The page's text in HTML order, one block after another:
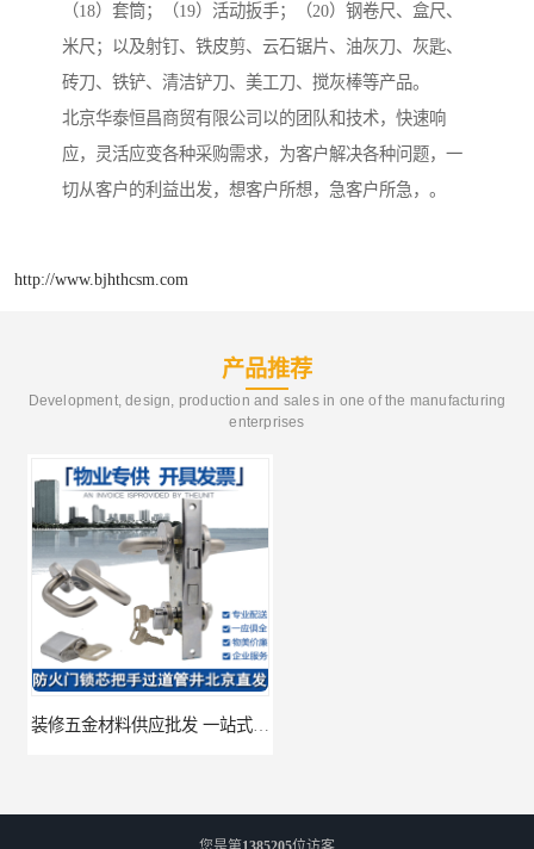
（18）套筒；（19）活动扳手；（20）钢卷尺、盒尺、
米尺；以及射钉、铁皮剪、云石锯片、油灰刀、灰匙、
砖刀、铁铲、清洁铲刀、美工刀、搅灰棒等产品。
北京华泰恒昌商贸有限公司以的团队和技术，快速响
应，灵活应变各种采购需求，为客户解决各种问题，一
切从客户的利益出发，想客户所想，急客户所急，。
http://www.bjhthcsm.com
产品推荐
Development, design, production and sales in one of the manufacturing
enterprises
装修五金材料供应批发 一站式供应